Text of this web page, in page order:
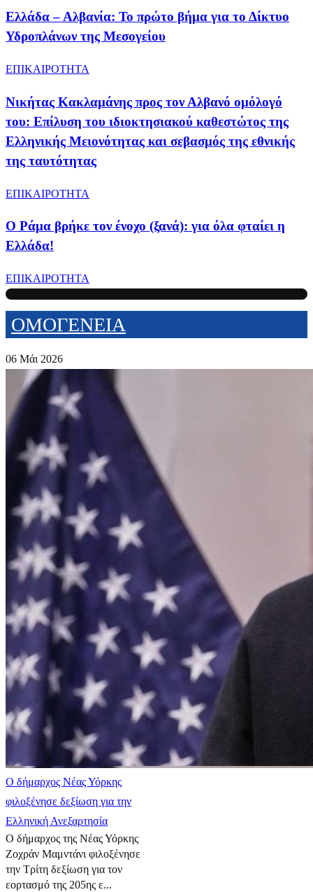
Ελλάδα – Αλβανία: Το πρώτο βήμα για το Δίκτυο
Υδροπλάνων της Μεσογείου
ΕΠΙΚΑΙΡΟΤΗΤΑ
Νικήτας Κακλαμάνης προς τον Αλβανό ομόλογό
του: Επίλυση του ιδιοκτησιακού καθεστώτος της
Ελληνικής Μειονότητας και σεβασμός της εθνικής
της ταυτότητας
ΕΠΙΚΑΙΡΟΤΗΤΑ
Ο Ράμα βρήκε τον ένοχο (ξανά): για όλα φταίει η
Ελλάδα!
ΕΠΙΚΑΙΡΟΤΗΤΑ
ΟΜΟΓΕΝΕΙΑ
06 Μάι 2026
Ο δήμαρχος Νέας Υόρκης
φιλοξένησε δεξίωση για την
Ελληνική Ανεξαρτησία
Ο δήμαρχος της Νέας Υόρκης
Ζοχράν Μαμντάνι φιλοξένησε
την Τρίτη δεξίωση για τον
εορτασμό της 205ης ε...